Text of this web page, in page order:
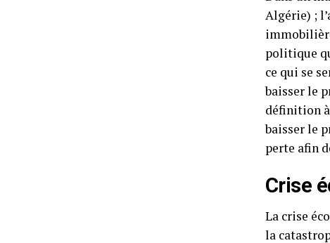
Algérie) ;
politique
ce qui se
baisser le
définition
baisser le
perte afin
Crise
La crise
la